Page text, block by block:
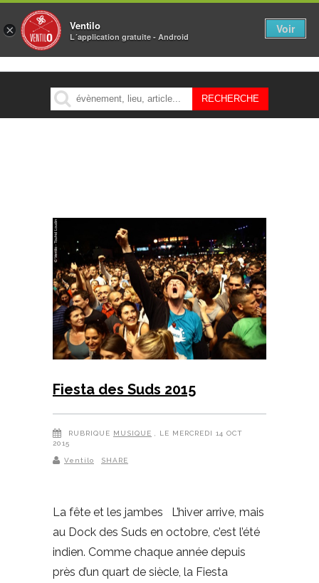
MENU
Fiesta des Suds 2015
RUBRIQUE MUSIQUE
, LE MERCREDI 14 OCT
2015
Ventilo SHARE
La fête et les jambes L’hiver arrive, mais
au Dock des Suds en octobre, c’est l’été
indien. Comme chaque année depuis
près d’un quart de siècle, la Fiesta
× Ventilo
L´application gratuite - Android
Voir